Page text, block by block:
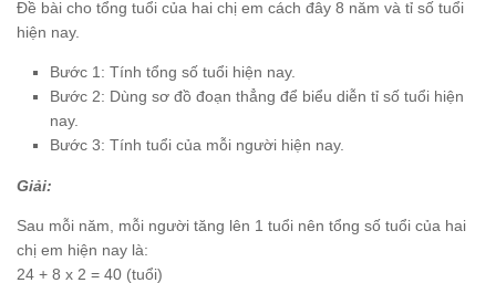
Đề bài cho tổng tuổi của hai chị em cách đây 8 năm và tỉ số tuổi
hiện nay.
Bước 1: Tính tổng số tuổi hiện nay.
Bước 2: Dùng sơ đồ đoạn thẳng để biểu diễn tỉ số tuổi hiện
nay.
Bước 3: Tính tuổi của mỗi người hiện nay.
Giải:
Sau mỗi năm, mỗi người tăng lên 1 tuổi nên tổng số tuổi của hai
chị em hiện nay là:
24 + 8 x 2 = 40 (tuổi)